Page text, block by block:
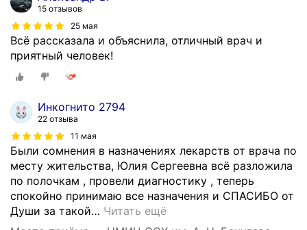
15 отзывов
25 мая
Всё рассказала и объяснила, отличный врач и
приятный человек!
Инкогнито 2794
22 отзыва
11 мая
Были сомнения в назначениях лекарств от врача по
месту жительства, Юлия Сергеевна всё разложила
по полочкам , провели диагностику , теперь
спокойно принимаю все назначения и СПАСИБО от
Души за такой… Читать ещё